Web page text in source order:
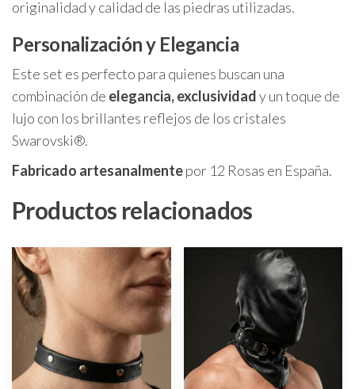
originalidad y calidad de las piedras utilizadas.
Personalización y Elegancia
Este set es perfecto para quienes buscan una
combinación de elegancia, exclusividady un toque de
lujo con los brillantes reflejos de los cristales
Swarovski®.
Fabricado artesanalmentepor 12 Rosas en España.
Productos relacionados